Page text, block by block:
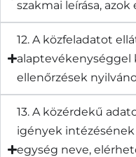
szakmai leírása,
12. A közfeladatot
alaptevékenységgel
ellenőrzések
13. A közérdekű
igények
egység neve,